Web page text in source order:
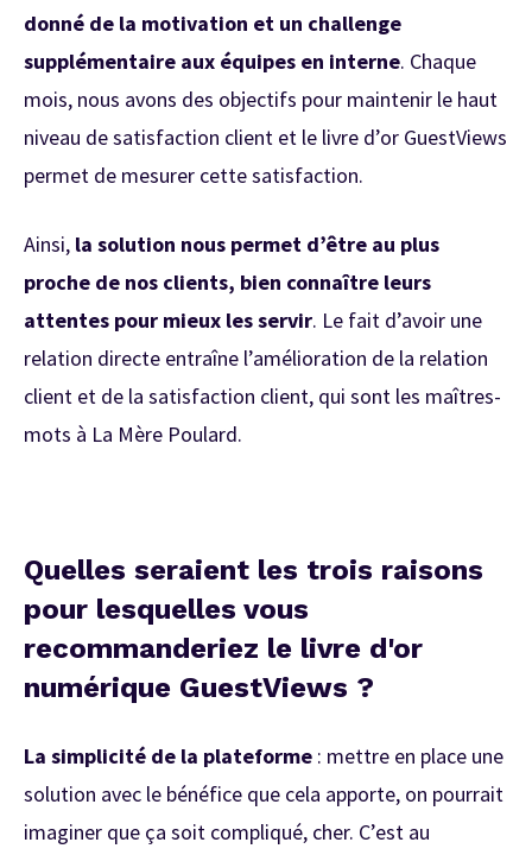
donné de la motivation et un challenge
supplémentaire aux équipes en interne. Chaque
mois, nous avons des objectifs pour maintenir le haut
niveau de satisfaction client et le livre d’or GuestViews
permet de mesurer cette satisfaction.
Ainsi, la solution nous permet d’être au plus
proche de nos clients, bien connaître leurs
attentes pour mieux les servir. Le fait d’avoir une
relation directe entraîne l’amélioration de la relation
client et de la satisfaction client, qui sont les maîtres-
mots à La Mère Poulard.
Quelles seraient les trois raisons
pour lesquelles vous
recommanderiez le livre d'or
numérique GuestViews ?
La simplicité de la plateforme : mettre en place une
solution avec le bénéfice que cela apporte, on pourrait
imaginer que ça soit compliqué, cher. C’est au